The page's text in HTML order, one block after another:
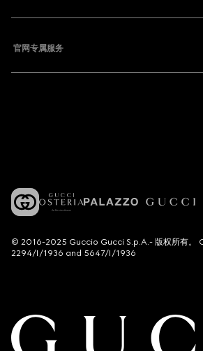
官网专属服务
© 2016-2025 Guccio Gucci S.p.A.- 版权所有。
2294/I/1936 and 5647/I/1936